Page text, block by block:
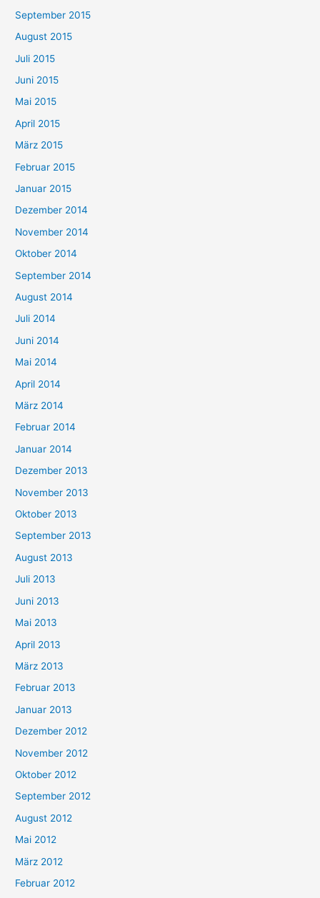
September 2015
August 2015
Juli 2015
Juni 2015
Mai 2015
April 2015
März 2015
Februar 2015
Januar 2015
Dezember 2014
November 2014
Oktober 2014
September 2014
August 2014
Juli 2014
Juni 2014
Mai 2014
April 2014
März 2014
Februar 2014
Januar 2014
Dezember 2013
November 2013
Oktober 2013
September 2013
August 2013
Juli 2013
Juni 2013
Mai 2013
April 2013
März 2013
Februar 2013
Januar 2013
Dezember 2012
November 2012
Oktober 2012
September 2012
August 2012
Mai 2012
März 2012
Februar 2012